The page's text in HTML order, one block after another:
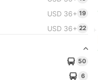
USD 36+ 19
USD 36+ 22
50
6